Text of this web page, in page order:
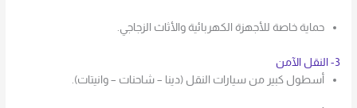
حماية خاصة للأجهزة الكهربائية والأثاث الزجاجي.
3- النقل الآمن
أسطول كبير من سيارات النقل (دينا – شاحنات – وانيتات).